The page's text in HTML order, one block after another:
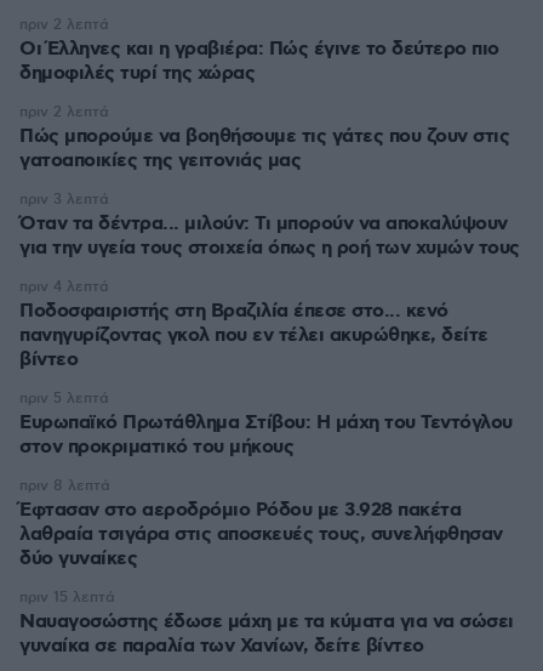
Οι Έλληνες και η γραβιέρα: Πώς έγινε το δεύτερο πιο
δημοφιλές τυρί της χώρας
πριν 2 λεπτά
Πώς μπορούμε να βοηθήσουμε τις γάτες που ζουν στις
γατοαποικίες της γειτονιάς μας
πριν 2 λεπτά
Όταν τα δέντρα... μιλούν: Τι μπορούν να αποκαλύψουν
για την υγεία τους στοιχεία όπως η ροή των χυμών τους
πριν 3 λεπτά
Ποδοσφαιριστής στη Βραζιλία έπεσε στο... κενό
πανηγυρίζοντας γκολ που εν τέλει ακυρώθηκε, δείτε
βίντεο
πριν 4 λεπτά
Ευρωπαϊκό Πρωτάθλημα Στίβου: Η μάχη του Τεντόγλου
στον προκριματικό του μήκους
πριν 5 λεπτά
Έφτασαν στο αεροδρόμιο Ρόδου με 3.928 πακέτα
λαθραία τσιγάρα στις αποσκευές τους, συνελήφθησαν
δύο γυναίκες
πριν 8 λεπτά
Ναυαγοσώστης έδωσε μάχη με τα κύματα για να σώσει
γυναίκα σε παραλία των Χανίων, δείτε βίντεο
πριν 15 λεπτά